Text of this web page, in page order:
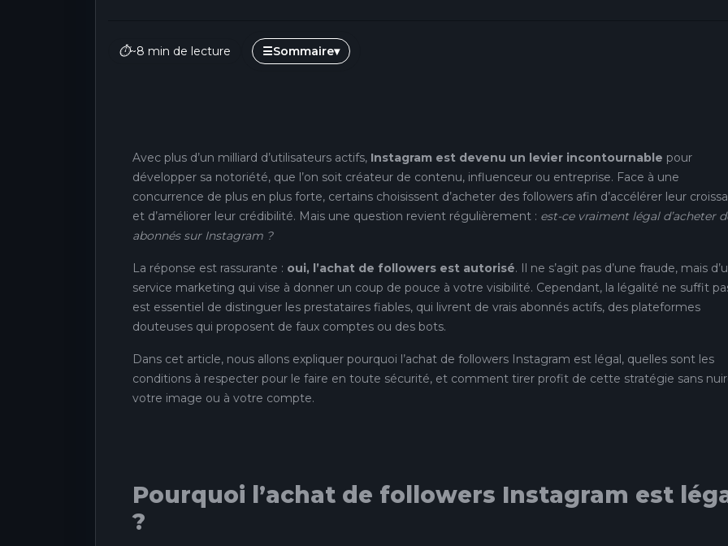
⏱~8 min de lecture ☰Sommaire▾
Avec plus d’un milliard d’utilisateurs actifs, Instagram est devenu un levier incontournable pour
développer sa notoriété, que l’on soit créateur de contenu, influenceur ou entreprise. Face à une
concurrence de plus en plus forte, certains choisissent d’acheter des followers afin d’accélérer leur
et d’améliorer leur crédibilité. Mais une question revient régulièrement : est-ce vraiment légal d’acheter
abonnés sur Instagram ?
La réponse est rassurante : oui, l’achat de followers est autorisé. Il ne s’agit pas d’une fraude, mais
service marketing qui vise à donner un coup de pouce à votre visibilité. Cependant, la légalité ne suffit
est essentiel de distinguer les prestataires fiables, qui livrent de vrais abonnés actifs, des plateformes
douteuses qui proposent de faux comptes ou des bots.
Dans cet article, nous allons expliquer pourquoi l’achat de followers Instagram est légal, quelles sont les
conditions à respecter pour le faire en toute sécurité, et comment tirer profit de cette stratégie sans
votre image ou à votre compte.
Pourquoi l’achat de followers Instagram est
?